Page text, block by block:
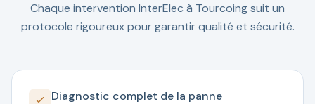
Chaque intervention InterElec à Tourcoing suit un
protocole rigoureux pour garantir qualité et sécurité.
Diagnostic complet de la panne